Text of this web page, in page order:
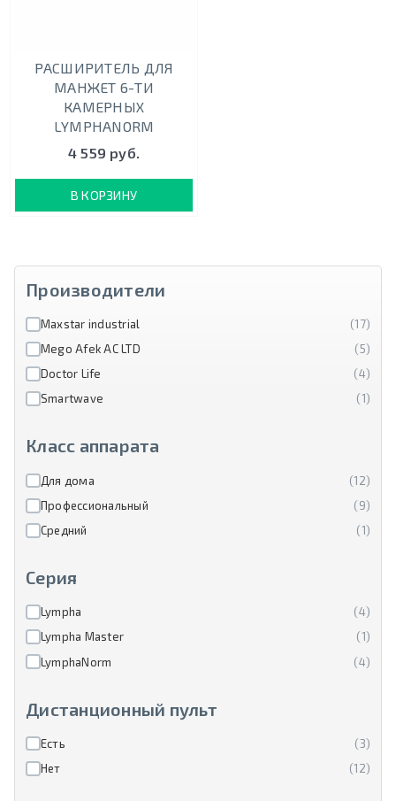
РАСШИРИТЕЛЬ ДЛЯ
МАНЖЕТ 6-ТИ
КАМЕРНЫХ
LYMPHANORM
4 559 руб.
В КОРЗИНУ
Производители
Maxstar industrial
(17)
Mego Afek AC LTD
(5)
Doctor Life
(4)
Smartwave
(1)
Класс аппарата
Для дома
(12)
Профессиональный
(9)
Средний
(1)
Серия
Lympha
(4)
Lympha Master
(1)
LymphaNorm
(4)
Дистанционный пульт
Есть
(3)
Нет
(12)